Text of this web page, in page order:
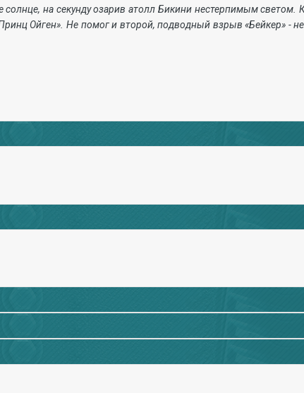
на секунду озарив атолл Бикини нестерпимым светом.
Ойген». Не помог и второй, подводный взрыв «Бейкер» -